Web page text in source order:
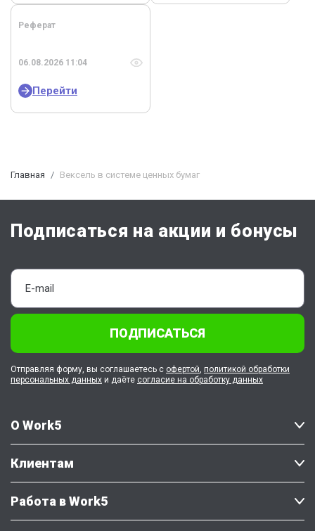
Реферат
06.08.2026 11:04
Перейти
Главная Вексель в системе ценных бумаг
О Work5
Клиентам
Работа в Work5
Подписаться на акции и бонусы
ПОДПИСАТЬСЯ
Отправляя форму, вы соглашаетесь с офертой, политикой обработки
персональных данных и даёте согласие на обработку данных